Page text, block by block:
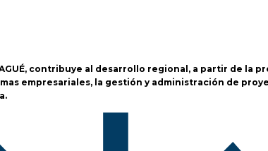
contribuye al desarrollo regional, a partir de la
empresariales, la gestión y administración de